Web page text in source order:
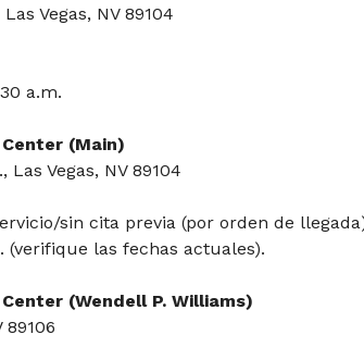
Vegas, NV 89104
a.m.
(Main)
Las Vegas, NV 89104
sin cita previa (por orden de
(verifique las fechas actuales).
(Wendell P. Williams)
89106